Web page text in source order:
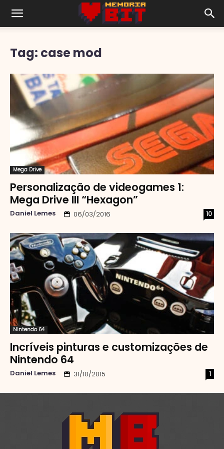
Tag: case mod
Mega Drive
Personalização de videogames 1:
Mega Drive III “Hexagon”
Daniel Lemes 06/03/2016 10
Nintendo 64
Incríveis pinturas e customizações de
Nintendo 64
Daniel Lemes 31/10/2015 1